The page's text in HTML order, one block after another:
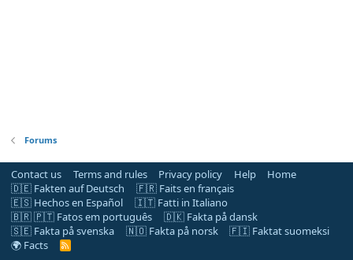
Forums
Contact us Terms and rules Privacy policy Help
Home
🇩🇪 Fakten auf Deutsch
🇫🇷 Faits en français
🇪🇸 Hechos en Español
🇮🇹 Fatti in Italiano
🇧🇷 🇵🇹 Fatos em português
🇩🇰 Fakta på dansk
🇸🇪 Fakta på svenska
🇳🇴 Fakta på norsk
🇫🇮 Faktat suomeksi
🌍 Facts
R